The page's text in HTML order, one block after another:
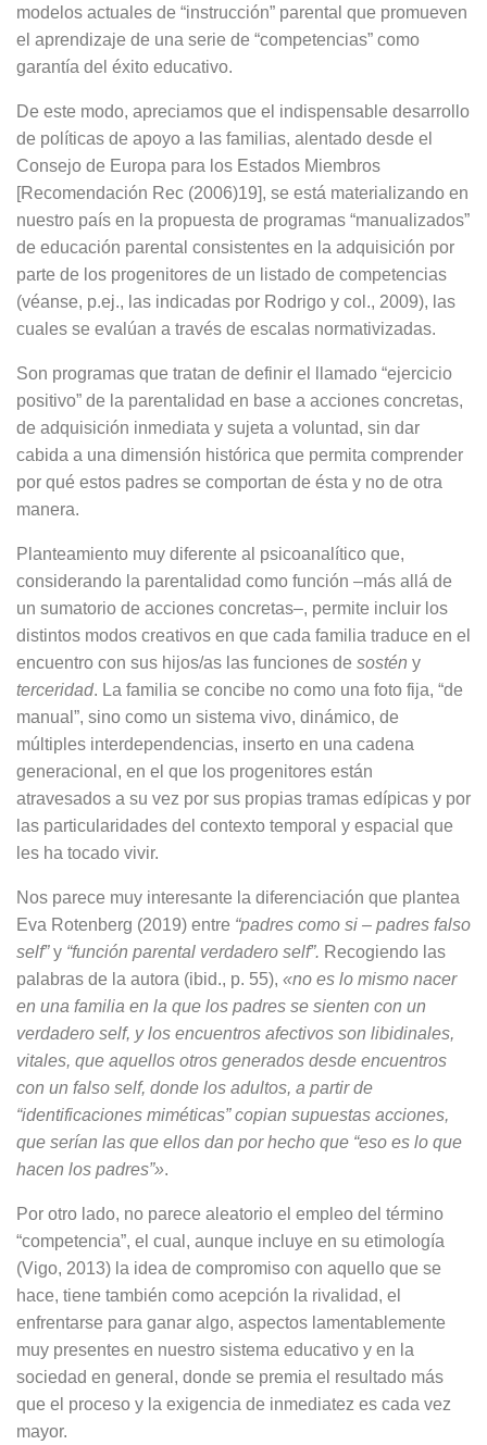
modelos actuales de “instrucción” parental que promueven
el aprendizaje de una serie de “competencias” como
garantía del éxito educativo.
De este modo, apreciamos que el indispensable desarrollo
de políticas de apoyo a las familias, alentado desde el
Consejo de Europa para los Estados Miembros
[Recomendación Rec (2006)19], se está materializando en
nuestro país en la propuesta de programas “manualizados”
de educación parental consistentes en la adquisición por
parte de los progenitores de un listado de competencias
(véanse, p.ej., las indicadas por Rodrigo y col., 2009), las
cuales se evalúan a través de escalas normativizadas.
Son programas que tratan de definir el llamado “ejercicio
positivo” de la parentalidad en base a acciones concretas,
de adquisición inmediata y sujeta a voluntad, sin dar
cabida a una dimensión histórica que permita comprender
por qué estos padres se comportan de ésta y no de otra
manera.
Planteamiento muy diferente al psicoanalítico que,
considerando la parentalidad como función –más allá de
un sumatorio de acciones concretas–, permite incluir los
distintos modos creativos en que cada familia traduce en el
encuentro con sus hijos/as las funciones de sostén y
terceridad. La familia se concibe no como una foto fija, “de
manual”, sino como un sistema vivo, dinámico, de
múltiples interdependencias, inserto en una cadena
generacional, en el que los progenitores están
atravesados a su vez por sus propias tramas edípicas y por
las particularidades del contexto temporal y espacial que
les ha tocado vivir.
Nos parece muy interesante la diferenciación que plantea
Eva Rotenberg (2019) entre “padres como si – padres falso
self”y “función parental verdadero self”. Recogiendo las
palabras de la autora (ibid., p. 55), «no es lo mismo nacer
en una familia en la que los padres se sienten con un
verdadero self, y los encuentros afectivos son libidinales,
vitales, que aquellos otros generados desde encuentros
con un falso self, donde los adultos, a partir de
“identificaciones miméticas” copian supuestas acciones,
que serían las que ellos dan por hecho que “eso es lo que
hacen los padres”».
Por otro lado, no parece aleatorio el empleo del término
“competencia”, el cual, aunque incluye en su etimología
(Vigo, 2013) la idea de compromiso con aquello que se
hace, tiene también como acepción la rivalidad, el
enfrentarse para ganar algo, aspectos lamentablemente
muy presentes en nuestro sistema educativo y en la
sociedad en general, donde se premia el resultado más
que el proceso y la exigencia de inmediatez es cada vez
mayor.